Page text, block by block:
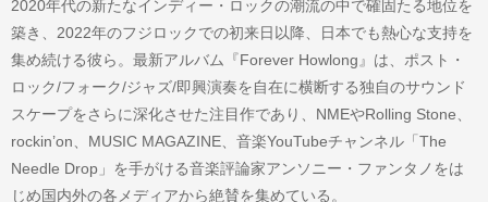
2020年代の新たなインディー・ロックの潮流の中で確固たる地位を
築き、2022年のフジロックでの初来日以降、日本でも熱心な支持を
集め続ける彼ら。最新アルバム『Forever Howlong』は、ポスト・
ロック/フォーク/ジャズ/即興演奏を自在に横断する独自のサウンド
スケープをさらに深化させた注目作であり、NMEやRolling Stone、
rockin’on、MUSIC MAGAZINE、音楽YouTubeチャンネル「The
Needle Drop」を手がける音楽評論家アンソニー・ファンタノをは
じめ国内外の各メディアから絶賛を集めている。